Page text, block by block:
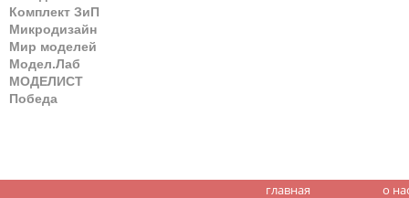
Комплект ЗиП
Микродизайн
Мир моделей
Модел.Лаб
МОДЕЛИСТ
Победа
главная о